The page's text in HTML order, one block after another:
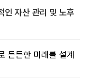
자산 관리 및 노후
든든한 미래를 설계